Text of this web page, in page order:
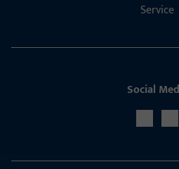
Service
Social